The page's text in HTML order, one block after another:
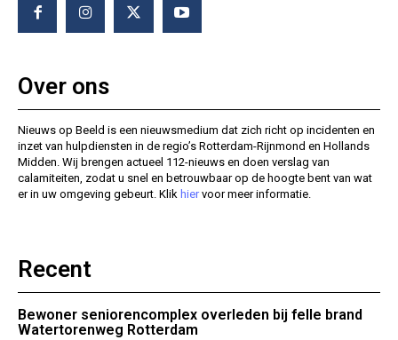
Over ons
Nieuws op Beeld is een nieuwsmedium dat zich richt op incidenten en
inzet van hulpdiensten in de regio’s Rotterdam-Rijnmond en Hollands
Midden. Wij brengen actueel 112-nieuws en doen verslag van
calamiteiten, zodat u snel en betrouwbaar op de hoogte bent van wat
er in uw omgeving gebeurt. Klik hiervoor meer informatie.
Recent
Bewoner seniorencomplex overleden bij felle brand
Watertorenweg Rotterdam